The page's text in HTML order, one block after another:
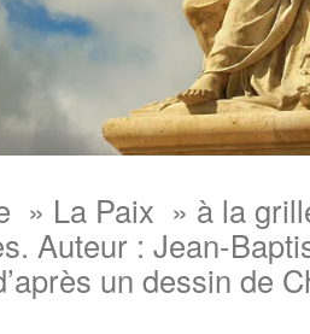
» La Paix » à la
Auteur : Jean-
un dessin de